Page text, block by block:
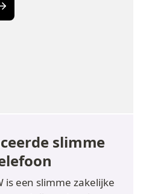
slimme
is een slimme zakelijke